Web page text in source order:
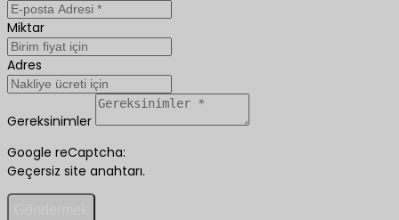
Miktar
Adres
Gereksinimler
Google reCaptcha:
Geçersiz site anahtarı.